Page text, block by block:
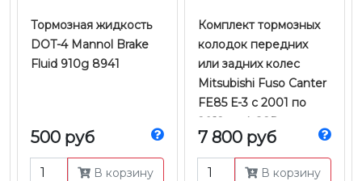
Тормозная жидкость
DOT-4 Mannol Brake
Fluid 910g 8941
500 руб
В корзину
Комплект тормозных
колодок передних
или задних колес
Mitsubishi Fuso Canter
FE85 Е-3 с 2001 по
2012 г.в. | GSP
7 800 руб
В корзину